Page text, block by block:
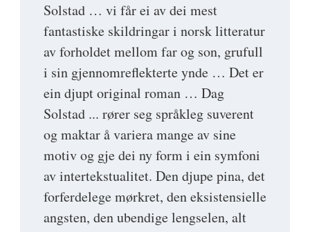
Solstad … vi får ei av dei mest
fantastiske skildringar i norsk litteratur
av forholdet mellom far og son, grufull
i sin gjennomreflekterte ynde … Det er
ein djupt original roman … Dag
Solstad ... rører seg språkleg suverent
og maktar å variera mange av sine
motiv og gje dei ny form i ein symfoni
av intertekstualitet. Den djupe pina, det
forferdelege mørkret, den eksistensielle
angsten, den ubendige lengselen, alt